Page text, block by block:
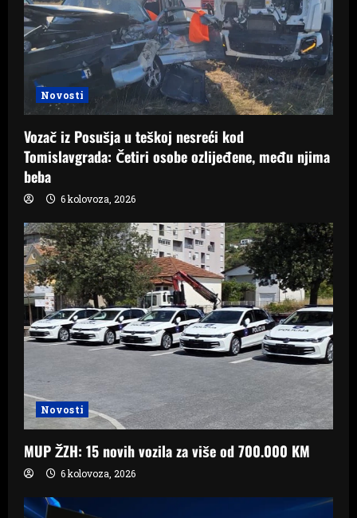
Novosti
Vozač iz Posušja u teškoj nesreći kod
Tomislavgrada: Četiri osobe ozlijeđene, među njima
beba
6 kolovoza, 2026
Novosti
MUP ŽZH: 15 novih vozila za više od 700.000 KM
6 kolovoza, 2026